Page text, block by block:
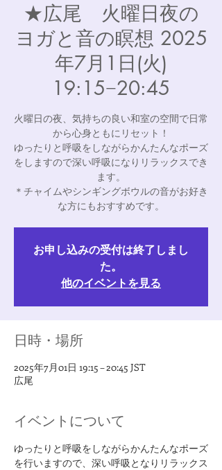
★広尾 火曜日夜の
ヨガと音の瞑想 2025
年7月1日(火)
19:15−20:45
火曜日の夜、気持ちの良い和室の空間で日常
から心身ともにリセット！
ゆったりと呼吸をしながらかんたんなポーズ
をしますので深い呼吸になりリラックスでき
ます。
＊チャイムやシンギングボウルの音がお好き
な方にもおすすめです。
お申し込みの受付は終了しまし
た。
他のイベントを見る
日時・場所
2025年7月01日 19:15 – 20:45 JST
広尾
イベントについて
ゆったりと呼吸をしながらかんたんなポーズ
を行いますので、深い呼吸となりリラックス